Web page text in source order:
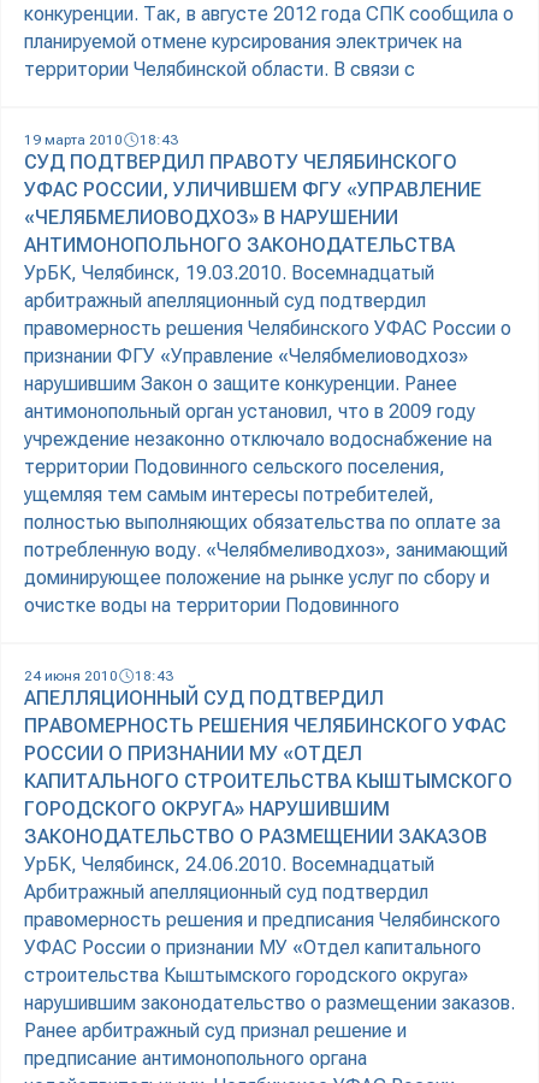
конкуренции. Так, в августе 2012 года СПК сообщила о
планируемой отмене курсирования электричек на
территории Челябинской области. В связи с
19 марта 2010 18:43
СУД ПОДТВЕРДИЛ ПРАВОТУ ЧЕЛЯБИНСКОГО
УФАС РОССИИ, УЛИЧИВШЕМ ФГУ «УПРАВЛЕНИЕ
«ЧЕЛЯБМЕЛИОВОДХОЗ» В НАРУШЕНИИ
АНТИМОНОПОЛЬНОГО ЗАКОНОДАТЕЛЬСТВА
УрБК, Челябинск, 19.03.2010. Восемнадцатый
арбитражный апелляционный суд подтвердил
правомерность решения Челябинского УФАС России о
признании ФГУ «Управление «Челябмелиоводхоз»
нарушившим Закон о защите конкуренции. Ранее
антимонопольный орган установил, что в 2009 году
учреждение незаконно отключало водоснабжение на
территории Подовинного сельского поселения,
ущемляя тем самым интересы потребителей,
полностью выполняющих обязательства по оплате за
потребленную воду. «Челябмеливодхоз», занимающий
доминирующее положение на рынке услуг по сбору и
очистке воды на территории Подовинного
24 июня 2010 18:43
АПЕЛЛЯЦИОННЫЙ СУД ПОДТВЕРДИЛ
ПРАВОМЕРНОСТЬ РЕШЕНИЯ ЧЕЛЯБИНСКОГО УФАС
РОССИИ О ПРИЗНАНИИ МУ «ОТДЕЛ
КАПИТАЛЬНОГО СТРОИТЕЛЬСТВА КЫШТЫМСКОГО
ГОРОДСКОГО ОКРУГА» НАРУШИВШИМ
ЗАКОНОДАТЕЛЬСТВО О РАЗМЕЩЕНИИ ЗАКАЗОВ
УрБК, Челябинск, 24.06.2010. Восемнадцатый
Арбитражный апелляционный суд подтвердил
правомерность решения и предписания Челябинского
УФАС России о признании МУ «Отдел капитального
строительства Кыштымского городского округа»
нарушившим законодательство о размещении заказов.
Ранее арбитражный суд признал решение и
предписание антимонопольного органа